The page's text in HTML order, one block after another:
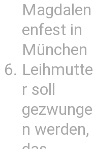
Magdalen
enfest in
München
Leihmutte
r soll
gezwunge
n werden,